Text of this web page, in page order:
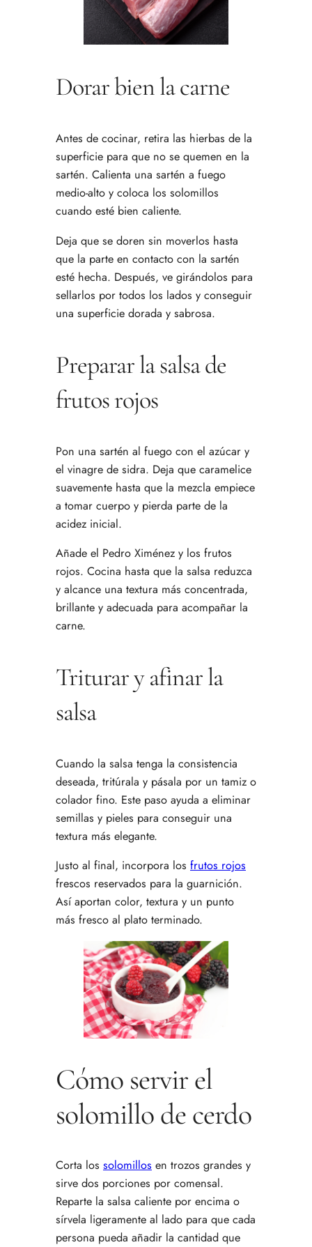
Dorar bien la carne
Antes de cocinar, retira las hierbas de la
superficie para que no se quemen en la
sartén. Calienta una sartén a fuego
medio-alto y coloca los solomillos
cuando esté bien caliente.
Deja que se doren sin moverlos hasta
que la parte en contacto con la sartén
esté hecha. Después, ve girándolos para
sellarlos por todos los lados y conseguir
una superficie dorada y sabrosa.
Preparar la salsa de
frutos rojos
Pon una sartén al fuego con el azúcar y
el vinagre de sidra. Deja que caramelice
suavemente hasta que la mezcla empiece
a tomar cuerpo y pierda parte de la
acidez inicial.
Añade el Pedro Ximénez y los frutos
rojos. Cocina hasta que la salsa reduzca
y alcance una textura más concentrada,
brillante y adecuada para acompañar la
carne.
Triturar y afinar la
salsa
Cuando la salsa tenga la consistencia
deseada, tritúrala y pásala por un tamiz o
colador fino. Este paso ayuda a eliminar
semillas y pieles para conseguir una
textura más elegante.
Justo al final, incorpora los frutos rojos
frescos reservados para la guarnición.
Así aportan color, textura y un punto
más fresco al plato terminado.
Cómo servir el
solomillo de cerdo
Corta los solomillos en trozos grandes y
sirve dos porciones por comensal.
Reparte la salsa caliente por encima o
sírvela ligeramente al lado para que cada
persona pueda añadir la cantidad que